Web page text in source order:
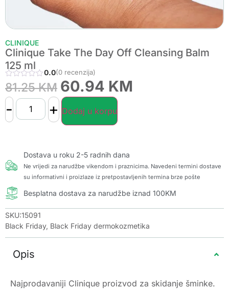
CLINIQUE
Clinique Take The Day Off Cleansing Balm
125 ml
0.0(0 recenzija)
81.25KM 60.94 KM
- + Dodaj u korpu
Dostava u roku 2-5 radnih dana
Ne vrijedi za narudžbe vikendom i praznicima. Navedeni termini dostave
su informativni i proizlaze iz pretpostavljenih termina brze pošte
Besplatna dostava za narudžbe iznad 100KM
SKU:15091
Black Friday, Black Friday dermokozmetika
Opis
Najprodavaniji Clinique proizvod za skidanje šminke.